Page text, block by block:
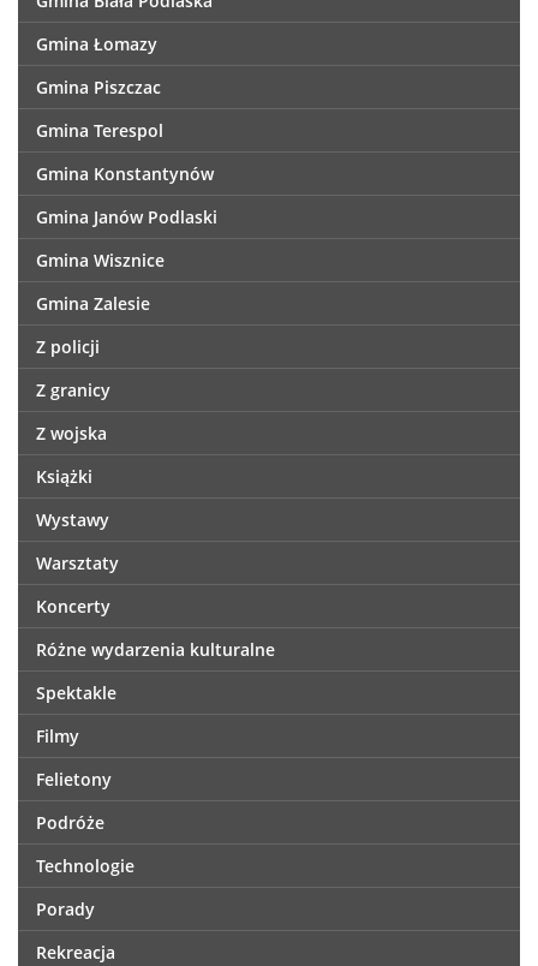
Gmina Łomazy
Gmina Piszczac
Gmina Terespol
Gmina Konstantynów
Gmina Janów Podlaski
Gmina Wisznice
Gmina Zalesie
Z policji
Z granicy
Z wojska
Książki
Wystawy
Warsztaty
Koncerty
Różne wydarzenia kulturalne
Spektakle
Filmy
Felietony
Podróże
Technologie
Porady
Rekreacja